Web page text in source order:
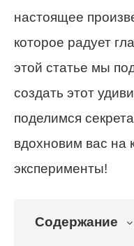
настоящее
которое радует
этой статье мы
создать этот
поделимся
вдохновим вас на
эксперименты!
Содержание